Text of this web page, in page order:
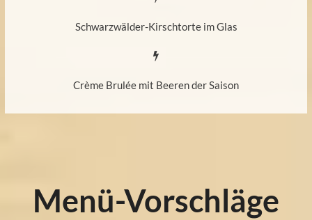
Schwarzwälder-Kirschtorte im Glas
Crème Brulée mit Beeren der Saison
Menü-Vorschläge